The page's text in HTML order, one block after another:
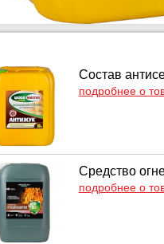
Состав
подробнее о
Средство
подробнее о